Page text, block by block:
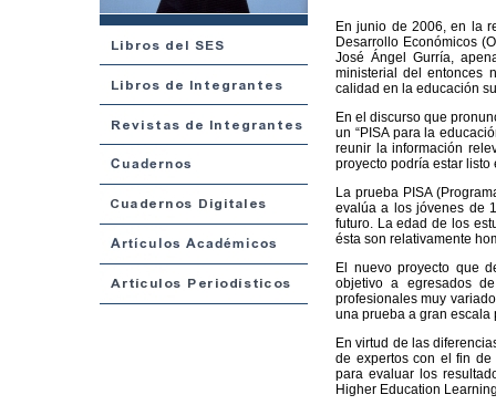
En junio de 2006, en la
Desarrollo Económicos
José Ángel Gurría,
ministerial del entonces
calidad en la educación
En el discurso que
un “PISA para la
reunir la información
proyecto podría estar listo
La prueba PISA
evalúa a los jóvenes de
futuro. La edad de los
ésta son relativamente
El nuevo proyecto que
objetivo a egresados
profesionales muy
una prueba a gran escala
En virtud de las
de expertos con el fin
para evaluar los
Higher Education